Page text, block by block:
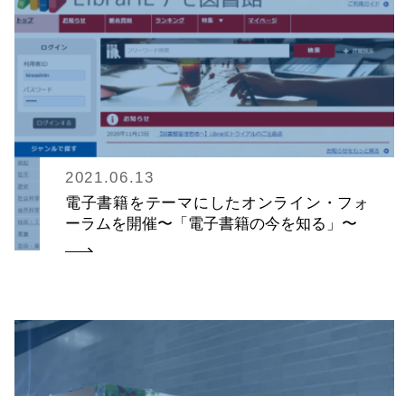
2021.06.13
電子書籍をテーマにしたオンライン・フォ
ーラムを開催〜「電子書籍の今を知る」〜